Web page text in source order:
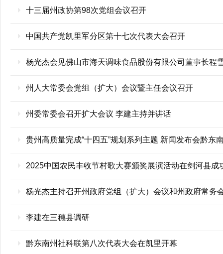
十三届州政协第98次党组会议召开
中国共产党凯里军分区第十七次代表大会召开
杨光杰会见佛山市海天调味食品股份有限公司董事长程
州人大常委会党组（扩大）会议暨主任会议召开
州委常委会召开扩大会议 李建主持并讲话
贵州高质量完成“十四五”规划系列主题 新闻发布会黔东
2025中国农民丰收节村歌大赛颁奖展演活动在剑河县成
杨光杰主持召开州政府党组（扩大）会议和州政府常务
李建在三穗县调研
黔东南州社科联第八次代表大会在凯里开幕